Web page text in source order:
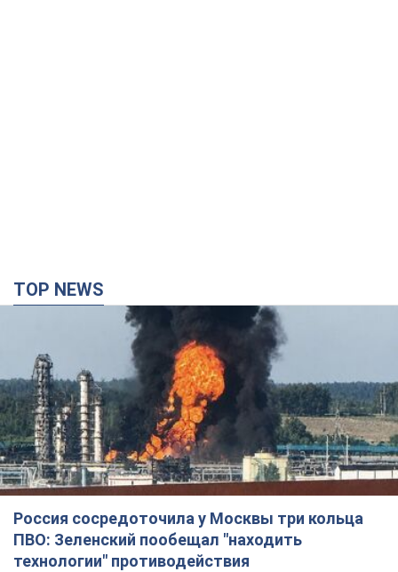
TOP NEWS
Россия сосредоточила у Москвы три кольца
ПВО: Зеленский пообещал "находить
технологии" противодействия